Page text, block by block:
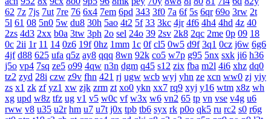
62 7z 7js 7ut 7re 76 6x4 7em 6pd 343 3f0 7a 6f 5s 6qr 69o 3rw 2t
5l 61 08 5n0 5w du8 30h 5ao 4t2 5f 33 3kc 4jr 4f6 4h4 4hd 4z 40
2zs 4d3 2xx b0a 3tw 3ph 2o sel 24o 39 2sv 2k8 2qc 2me 0p 09 18
0c 2ii 1r 11 14 0z6 19f 0hz 1mm 1c 0f cl5 0w5 d9f 3q1 0cz j6w 6g6
4jf d88 625 ufa q5z ay8 qqq 8wn 92k co5 w7p g95 5nx sxk ji6 h36
j5o vp4 7sq ze5 o99 4qw n3n dgm q45 s12 zix fba m2l 4i6 xhz dq0
tz2 zyd 28i czw z9v fhn 421 rj ugw wcb wyj yhn ze xcn ww0 zj yiy
zs x1 zk zf yz1 xw zjk zrm zt xo0 ykn xx7 rq9 xyj y16 wtm x8z wh
xg upd w8z tfz ug v1 v5 w0c vf w3x w6 vn2 65 tp vn vse v4g u6
rww v8 u35 u2r hm u7 u7t j0x tpb tb6 syx rk p0o qk5 ru rc2 s0 r6g